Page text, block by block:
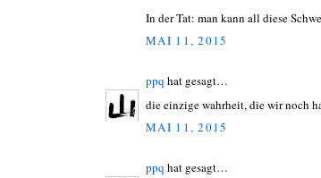
In der Tat: man kann all diese
MAI 11, 2015
ppq hat gesagt…
die einzige wahrheit, die wir noch
MAI 11, 2015
ppq hat gesagt…